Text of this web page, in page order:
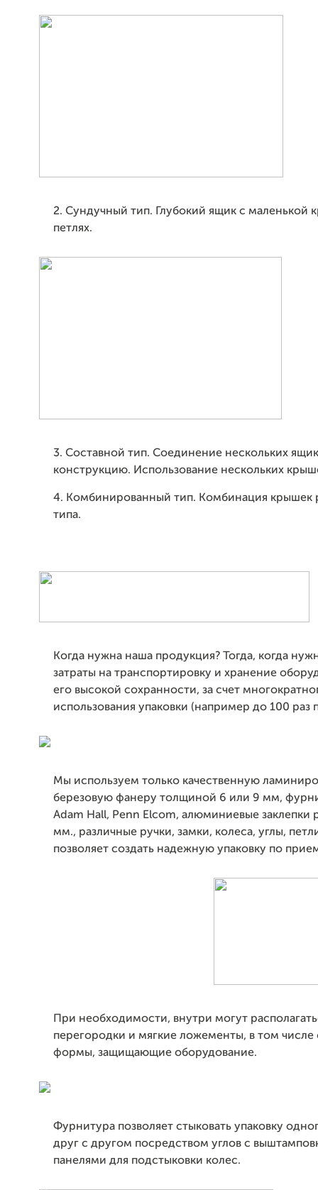
2. Сундучный тип. Глубокий ящик с маленькой
петлях.
3. Составной тип. Соединение нескольких
конструкцию. Использование нескольких
4. Комбинированный тип. Комбинация крышек
типа.
Когда нужна наша продукция? Тогда, когда
затраты на транспортировку и хранение
его высокой сохранности, за счет
использования упаковки (например до 100 раз
Мы используем только качественную
березовую фанеру толщиной 6 или 9 мм,
Adam Hall, Penn Elcom, алюминиевые заклепки
мм., различные ручки, замки, колеса, углы,
позволяет создать надежную упаковку по
При необходимости, внутри могут
перегородки и мягкие ложементы, в том
формы, защищающие оборудование.
Фурнитура позволяет стыковать упаковку
друг с другом посредством углов с
панелями для подстыковки колес.